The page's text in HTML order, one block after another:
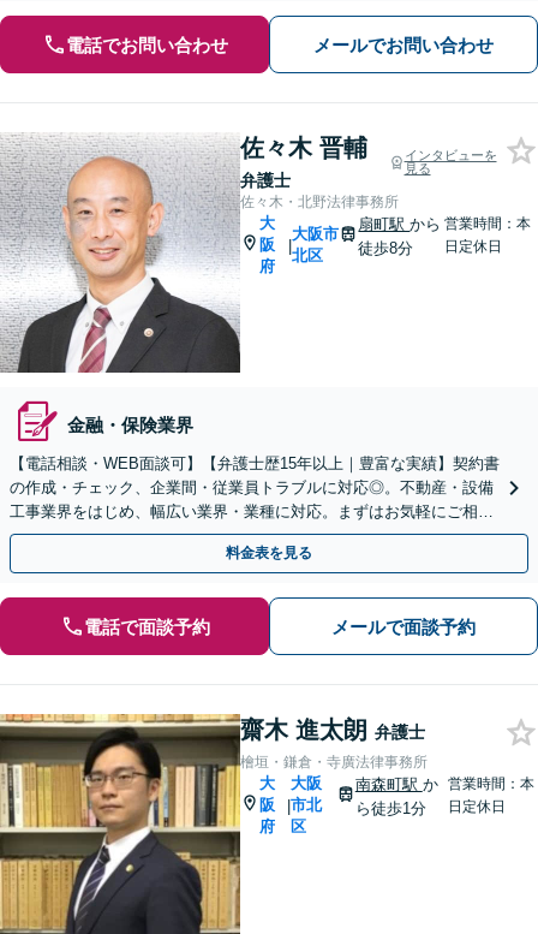
電話でお問い合わせ メールでお問い合わせ
佐々木 晋輔
弁護士
インタビューを
見る
佐々木・北野法律事務所
大
阪
府
|
大阪市
北区
扇町駅から
徒歩8分
営業時間：本
日定休日
金融・保険業界
【電話相談・WEB面談可】【弁護士歴15年以上｜豊富な実績】契約書
の作成・チェック、企業間・従業員トラブルに対応◎。不動産・設備
工事業界をはじめ、幅広い業界・業種に対応。まずはお気軽にご相談
ください【顧問契約月2.2万円～】
料金表を見る
電話で面談予約 メールで面談予約
齋木 進太朗 弁護士
檜垣・鎌倉・寺廣法律事務所
大
阪
府
|
大阪
市北
区
南森町駅 か
ら徒歩1分
営業時間：本
日定休日